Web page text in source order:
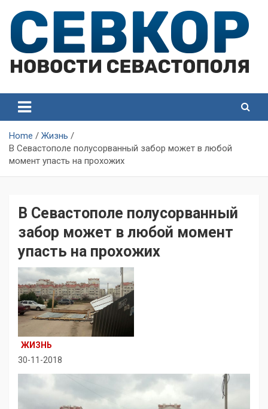
content
Севастополя
Севастополя
Home
Жизнь
В Севастополе полусорванный забор может в любой
момент упасть на прохожих
В Севастополе полусорванный
забор может в любой момент
упасть на прохожих
ЖИЗНЬ
30-11-2018